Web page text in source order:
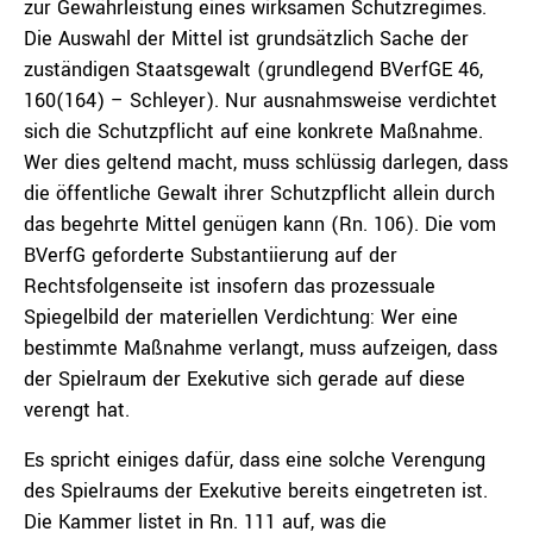
zur Gewährleistung eines wirksamen Schutzregimes.
Die Auswahl der Mittel ist grundsätzlich Sache der
zuständigen Staatsgewalt (grundlegend BVerfGE 46,
160(164) – Schleyer). Nur ausnahmsweise verdichtet
sich die Schutzpflicht auf eine konkrete Maßnahme.
Wer dies geltend macht, muss schlüssig darlegen, dass
die öffentliche Gewalt ihrer Schutzpflicht allein durch
das begehrte Mittel genügen kann (Rn. 106). Die vom
BVerfG geforderte Substantiierung auf der
Rechtsfolgenseite ist insofern das prozessuale
Spiegelbild der materiellen Verdichtung: Wer eine
bestimmte Maßnahme verlangt, muss aufzeigen, dass
der Spielraum der Exekutive sich gerade auf diese
verengt hat.
Es spricht einiges dafür, dass eine solche Verengung
des Spielraums der Exekutive bereits eingetreten ist.
Die Kammer listet in Rn. 111 auf, was die